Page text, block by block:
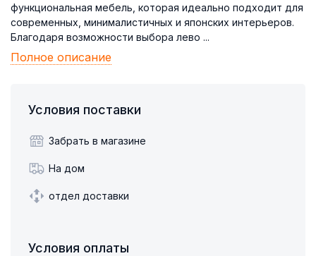
функциональная мебель, которая идеально подходит для
современных, минималистичных и японских интерьеров.
Благодаря возможности выбора лево ...
Полное описание
Условия поставки
Забрать в магазине
На дом
отдел доставки
Условия оплаты